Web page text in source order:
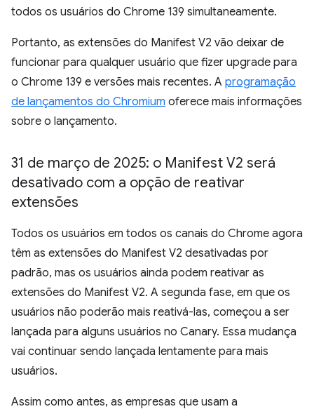
todos os usuários do Chrome 139 simultaneamente.
Portanto, as extensões do Manifest V2 vão deixar de
funcionar para qualquer usuário que fizer upgrade para
o Chrome 139 e versões mais recentes. A programação
de lançamentos do Chromium oferece mais informações
sobre o lançamento.
31 de março de 2025: o Manifest V2 será
desativado com a opção de reativar
extensões
Todos os usuários em todos os canais do Chrome agora
têm as extensões do Manifest V2 desativadas por
padrão, mas os usuários ainda podem reativar as
extensões do Manifest V2. A segunda fase, em que os
usuários não poderão mais reativá-las, começou a ser
lançada para alguns usuários no Canary. Essa mudança
vai continuar sendo lançada lentamente para mais
usuários.
Assim como antes, as empresas que usam a